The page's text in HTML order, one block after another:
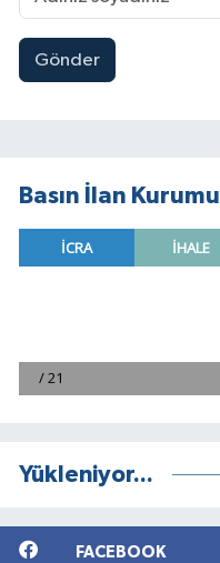
Gönder
Basın İlan Kurumu
Yükleniyor...
FACEBOOK